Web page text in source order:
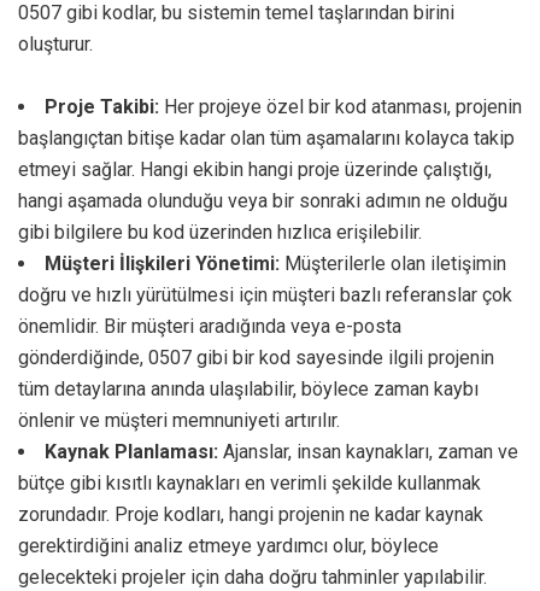
0507 gibi kodlar, bu sistemin temel taşlarından birini
oluşturur.
Proje Takibi: Her projeye özel bir kod atanması, projenin
başlangıçtan bitişe kadar olan tüm aşamalarını kolayca takip
etmeyi sağlar. Hangi ekibin hangi proje üzerinde çalıştığı,
hangi aşamada olunduğu veya bir sonraki adımın ne olduğu
gibi bilgilere bu kod üzerinden hızlıca erişilebilir.
Müşteri İlişkileri Yönetimi: Müşterilerle olan iletişimin
doğru ve hızlı yürütülmesi için müşteri bazlı referanslar çok
önemlidir. Bir müşteri aradığında veya e-posta
gönderdiğinde, 0507 gibi bir kod sayesinde ilgili projenin
tüm detaylarına anında ulaşılabilir, böylece zaman kaybı
önlenir ve müşteri memnuniyeti artırılır.
Kaynak Planlaması: Ajanslar, insan kaynakları, zaman ve
bütçe gibi kısıtlı kaynakları en verimli şekilde kullanmak
zorundadır. Proje kodları, hangi projenin ne kadar kaynak
gerektirdiğini analiz etmeye yardımcı olur, böylece
gelecekteki projeler için daha doğru tahminler yapılabilir.